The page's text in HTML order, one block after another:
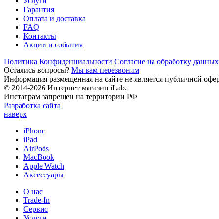
Гарантия
Оплата и доставка
FAQ
Контакты
Акции и события
Политика Конфиденциальности Согласие на обработку данных
Остались вопросы? Мы вам перезвоним
Информация размещенная на сайте не является публичной
© 2014-2026 Интернет магазин iLab.
Инстаграм запрещен на территории РФ
Разработка сайта
наверх
iPhone
iPad
AirPods
MacBook
Apple Watch
Аксессуары
О нас
Trade-In
Сервис